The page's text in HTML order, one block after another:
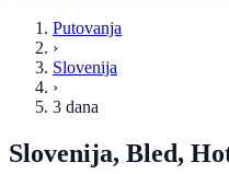
Putovanja
›
Slovenija
›
3 dana
Slovenija, Bled,